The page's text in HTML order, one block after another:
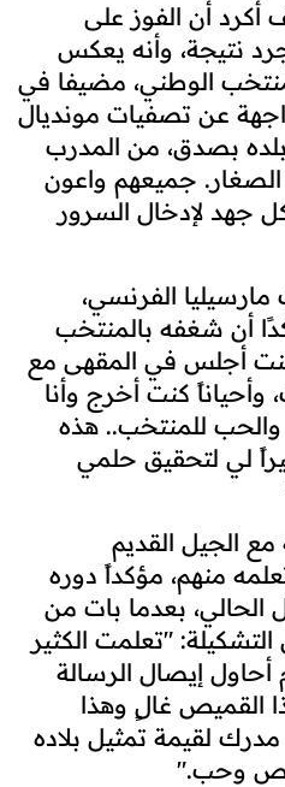
أكرد أن الفوز على
نتيجة، وأنه يعكس
الوطني، مضيفا في
عن تصفيات مونديال
بلده بصدق، من المدرب
الصغار. جميعهم واعون
جهد لإدخال السرور
الفرنسي،
أن شغفه بالمنتخب
أجلس في المقهى مع
وأحياناً كنت أخرج وأنا
للمنتخب.. هذه
لي لتحقيق حلمي
الجيل القديم
منهم، مؤكداً دوره
الحالي، بعدما بات من
"تعلمت الكثير
أحاول إيصال الرسالة
القميص غالٍ وهذا
لقيمة تمثيل بلاده
وحب."